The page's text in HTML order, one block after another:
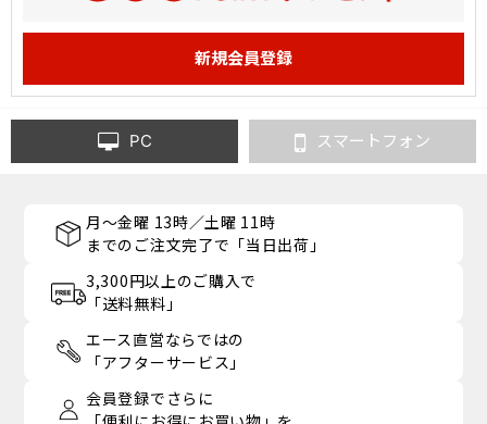
PC スマートフォン
月～金曜 13時／土曜 11時
までのご注文完了で「当日出荷」
3,300円以上のご購入で
「送料無料」
エース直営ならではの
「アフターサービス」
会員登録でさらに